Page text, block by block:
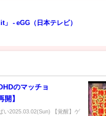
- eGG（日本テレビ）
のマッチョ
開】
い2025.03.02(Sun) 【覚醒】ゲ